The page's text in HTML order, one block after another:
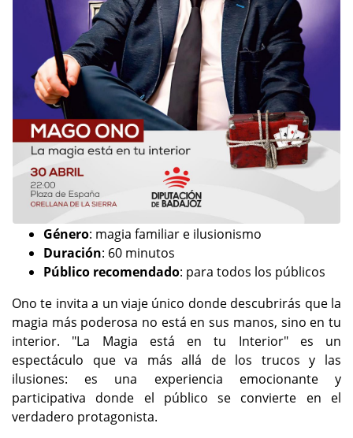
Género: magia familiar e ilusionismo
Duración: 60 minutos
Público recomendado: para todos los públicos
Ono te invita a un viaje único donde descubrirás que la
magia más poderosa no está en sus manos, sino en tu
interior. "La Magia está en tu Interior" es un
espectáculo que va más allá de los trucos y las
ilusiones: es una experiencia emocionante y
participativa donde el público se convierte en el
verdadero protagonista.